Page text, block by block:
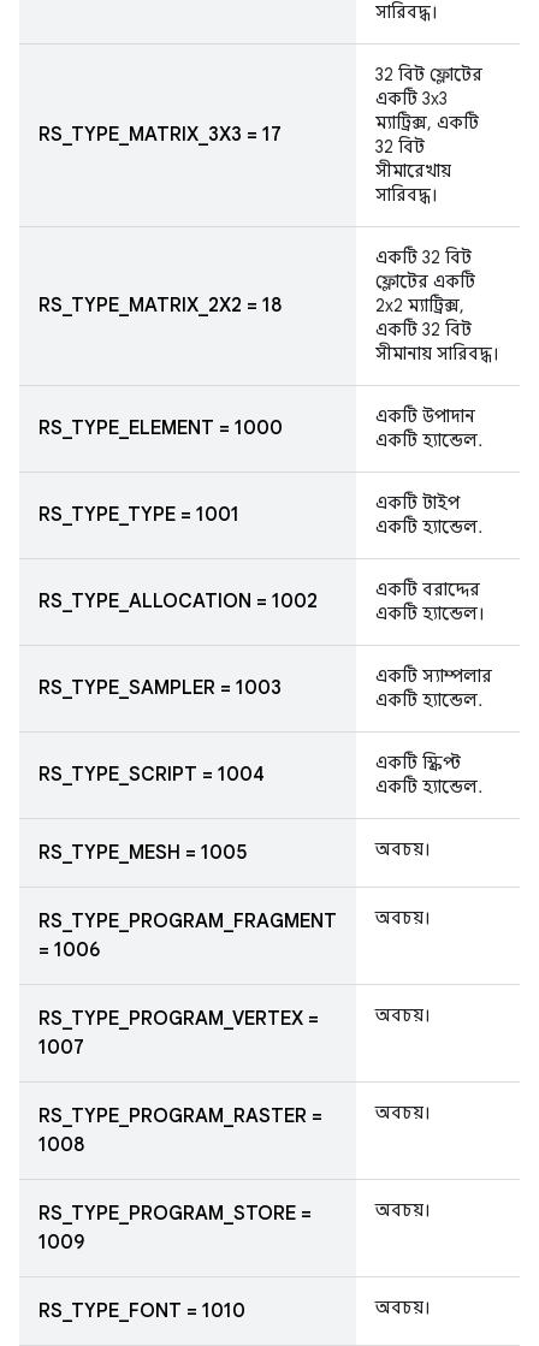
সারিবদ্ধ।
RS_TYPE_MATRIX_3X3 = 17
32 বিট ফ্লোটের
একটি 3x3
ম্যাট্রিক্স, একটি
32 বিট
সীমারেখায়
সারিবদ্ধ।
RS_TYPE_MATRIX_2X2 = 18
একটি 32 বিট
ফ্লোটের একটি
2x2 ম্যাট্রিক্স,
একটি 32 বিট
সীমানায় সারিবদ্ধ।
RS_TYPE_ELEMENT = 1000
একটি উপাদান
একটি হ্যান্ডেল.
RS_TYPE_TYPE = 1001
একটি টাইপ
একটি হ্যান্ডেল.
RS_TYPE_ALLOCATION = 1002
একটি বরাদ্দের
একটি হ্যান্ডেল।
RS_TYPE_SAMPLER = 1003
একটি স্যাম্পলার
একটি হ্যান্ডেল.
RS_TYPE_SCRIPT = 1004
একটি স্ক্রিপ্ট
একটি হ্যান্ডেল.
RS_TYPE_MESH = 1005 অবচয়।
RS_TYPE_PROGRAM_FRAGMENT
= 1006
অবচয়।
RS_TYPE_PROGRAM_VERTEX =
1007
অবচয়।
RS_TYPE_PROGRAM_RASTER =
1008
অবচয়।
RS_TYPE_PROGRAM_STORE =
1009
অবচয়।
RS_TYPE_FONT = 1010 অবচয়।